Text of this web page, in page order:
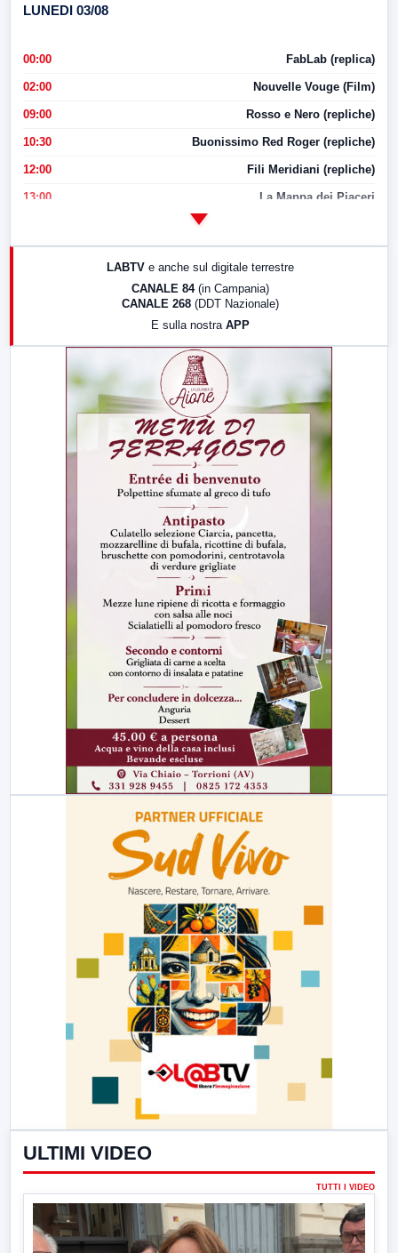
LUNEDI 03/08
00:00 FabLab (replica)
02:00 Nouvelle Vouge (Film)
09:00 Rosso e Nero (repliche)
10:30 Buonissimo Red Roger (repliche)
12:00 Fili Meridiani (repliche)
13:00 La Mappa dei Piaceri
17:00 LabNews (replica)
LABTV e anche sul digitale terrestre
CANALE 84 (in Campania)
CANALE 268 (DDT Nazionale)
E sulla nostra APP
ULTIMI VIDEO
TUTTI I VIDEO